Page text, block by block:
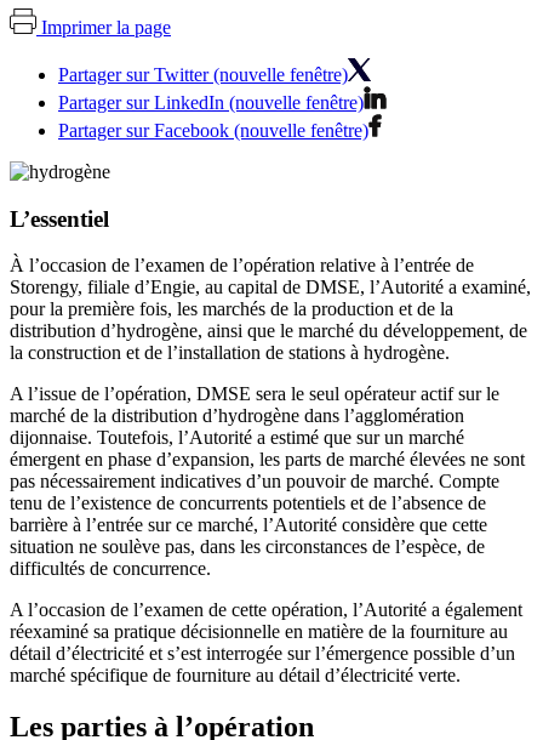
Imprimer la page
Partager sur Twitter (nouvelle fenêtre)
Partager sur LinkedIn (nouvelle fenêtre)
Partager sur Facebook (nouvelle fenêtre)
L’essentiel
À l’occasion de l’examen de l’opération relative à l’entrée de
Storengy, filiale d’Engie, au capital de DMSE, l’Autorité a examiné,
pour la première fois, les marchés de la production et de la
distribution d’hydrogène, ainsi que le marché du développement, de
la construction et de l’installation de stations à hydrogène.
A l’issue de l’opération, DMSE sera le seul opérateur actif sur le
marché de la distribution d’hydrogène dans l’agglomération
dijonnaise. Toutefois, l’Autorité a estimé que sur un marché
émergent en phase d’expansion, les parts de marché élevées ne sont
pas nécessairement indicatives d’un pouvoir de marché. Compte
tenu de l’existence de concurrents potentiels et de l’absence de
barrière à l’entrée sur ce marché, l’Autorité considère que cette
situation ne soulève pas, dans les circonstances de l’espèce, de
difficultés de concurrence.
A l’occasion de l’examen de cette opération, l’Autorité a également
réexaminé sa pratique décisionnelle en matière de la fourniture au
détail d’électricité et s’est interrogée sur l’émergence possible d’un
marché spécifique de fourniture au détail d’électricité verte.
Les parties à l’opération